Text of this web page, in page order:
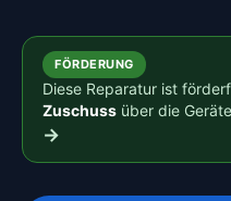
FÖRDERUNG
Diese Reparatur ist
Zuschuss über die
→